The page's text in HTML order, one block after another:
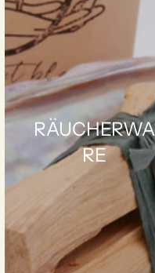
RÄUCHERWA
RE